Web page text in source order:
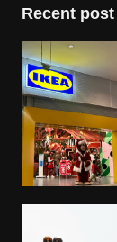
Recent post